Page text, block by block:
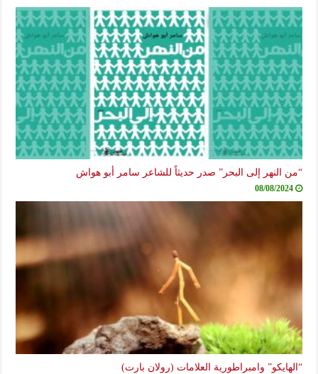
“من النهر إلى البحر” صدر حديثاً للشاعر سامر أبو هواش
08/08/2024
“الهايكو” وامبراطورية العلامات (رولان بارت)